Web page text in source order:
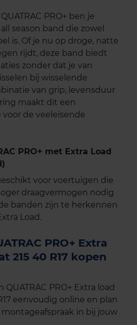
PRO+ ben je
season band die zowel
is. Of je nu op droge, natte
rijdt, deze band biedt
zonder dat je van
bij wisselende
van grip, levensduur
maakt dit een
de veeleisende
PRO+ met Extra Load
voor voertuigen die
draagvermogen nodig
banden zijn te herkennen
Load.
PRO+ Extra
215 40 R17 kopen
PRO+ Extra load
eenvoudig online en plan
in bij jouw